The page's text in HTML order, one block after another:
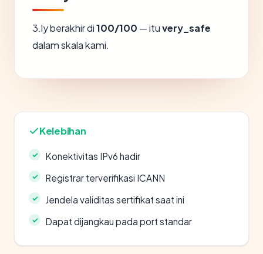
3.ly berakhir di100/100 — ituvery_safe
dalam skala kami.
Kelebihan
Konektivitas IPv6 hadir
Registrar terverifikasi ICANN
Jendela validitas sertifikat saat ini
Dapat dijangkau pada port standar